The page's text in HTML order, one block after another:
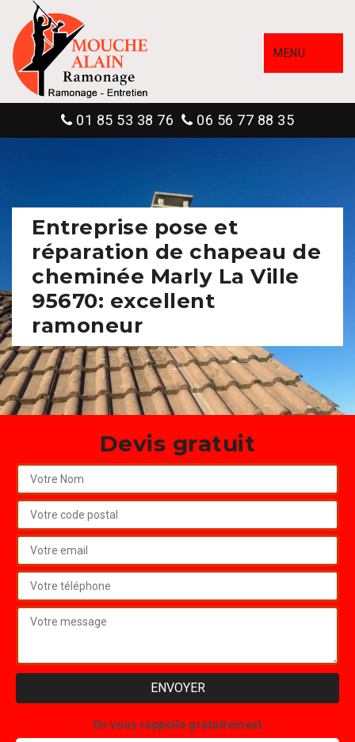
MENU
01 85 53 38 76 06 56 77 88 35
Entreprise pose et
réparation de chapeau de
cheminée Marly La Ville
95670: excellent
ramoneur
Devis gratuit
On vous rappelle gratuitement